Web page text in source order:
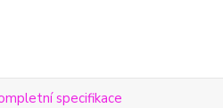
specifikace